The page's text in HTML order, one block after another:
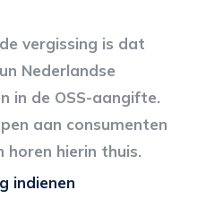
vergissing is dat
Nederlandse
in de OSS-aangifte.
aan consumenten
horen hierin thuis.
indienen